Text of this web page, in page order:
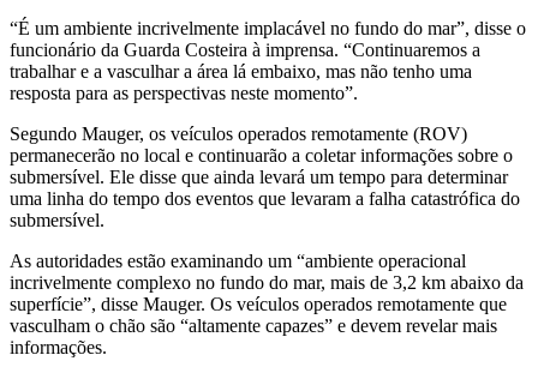
“É um ambiente incrivelmente implacável no fundo do mar”, disse o
funcionário da Guarda Costeira à imprensa. “Continuaremos a
trabalhar e a vasculhar a área lá embaixo, mas não tenho uma
resposta para as perspectivas neste momento”.
Segundo Mauger, os veículos operados remotamente (ROV)
permanecerão no local e continuarão a coletar informações sobre o
submersível. Ele disse que ainda levará um tempo para determinar
uma linha do tempo dos eventos que levaram a falha catastrófica do
submersível.
As autoridades estão examinando um “ambiente operacional
incrivelmente complexo no fundo do mar, mais de 3,2 km abaixo da
superfície”, disse Mauger. Os veículos operados remotamente que
vasculham o chão são “altamente capazes” e devem revelar mais
informações.